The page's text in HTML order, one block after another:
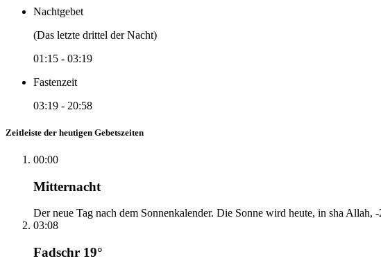
Nachtgebet
(Das letzte drittel der Nacht)
01:15 - 03:19
Fastenzeit
03:19 - 20:58
Zeitleiste der heutigen Gebetszeiten
00:00
Mitternacht
Der neue Tag nach dem Sonnenkalender. Die Sonne wird heute, in sha
03:08
Fadschr 19°